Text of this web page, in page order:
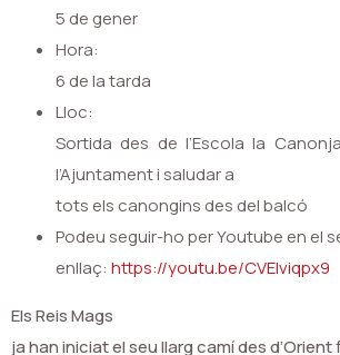
5 de gener
Hora:
6 de la tarda
Lloc:
Sortida des de l’Escola la
l’Ajuntament i saludar a
tots els canongins des del balcó
Podeu seguir-ho per Youtube en el
enllaç: https://youtu.be/CVElviqpx9
Els Reis Mags
ja han iniciat el seu llarg camídes d’Orient